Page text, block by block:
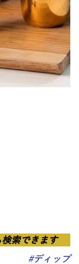
検索できます
#ディップ